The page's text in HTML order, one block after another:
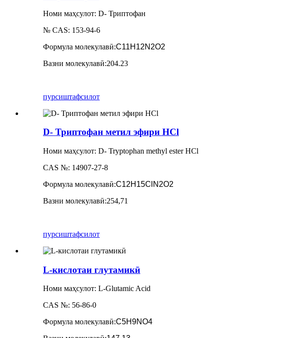
Номи маҳсулот: D- Триптофан
№ CAS: 153-94-6
Формула молекулавӣ:C11H12N2O2
Вазни молекулавӣ:204.23
пурсиштафсилот
D- Триптофан метил эфири HCl
Номи маҳсулот: D- Tryptophan methyl ester HCl
CAS №: 14907-27-8
Формула молекулавӣ:C12H15ClN2O2
Вазни молекулавӣ:254,71
пурсиштафсилот
L-кислотаи глутамикӣ
Номи маҳсулот: L-Glutamic Acid
CAS №: 56-86-0
Формула молекулавӣ:C5H9NO4